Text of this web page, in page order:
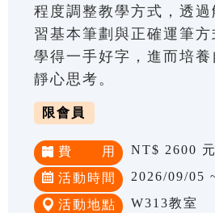
程度調整教學方式，透
習基本筆劃與正確運筆
學得一手好字，進而培
靜心思考。
限會員
費 用 NT$ 2600 元
活動時間 2026/09/05
活動地點 W313教室